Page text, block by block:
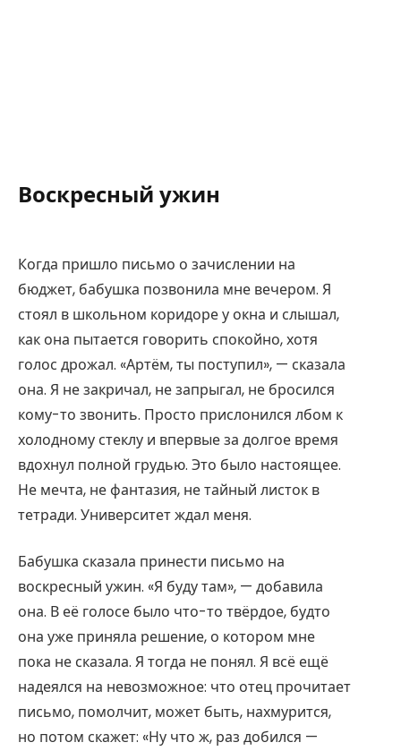
Воскресный ужин
Когда пришло письмо о зачислении на
бюджет, бабушка позвонила мне вечером. Я
стоял в школьном коридоре у окна и слышал,
как она пытается говорить спокойно, хотя
голос дрожал. «Артём, ты поступил», — сказала
она. Я не закричал, не запрыгал, не бросился
кому-то звонить. Просто прислонился лбом к
холодному стеклу и впервые за долгое время
вдохнул полной грудью. Это было настоящее.
Не мечта, не фантазия, не тайный листок в
тетради. Университет ждал меня.
Бабушка сказала принести письмо на
воскресный ужин. «Я буду там», — добавила
она. В её голосе было что-то твёрдое, будто
она уже приняла решение, о котором мне
пока не сказала. Я тогда не понял. Я всё ещё
надеялся на невозможное: что отец прочитает
письмо, помолчит, может быть, нахмурится,
но потом скажет: «Ну что ж, раз добился —